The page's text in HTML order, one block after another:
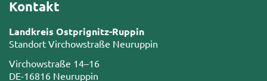
Kontakt
Landkreis Ostprignitz-Ruppin
Standort Virchowstraße Neuruppin
Virchowstraße 14–16
DE-16816 Neuruppin